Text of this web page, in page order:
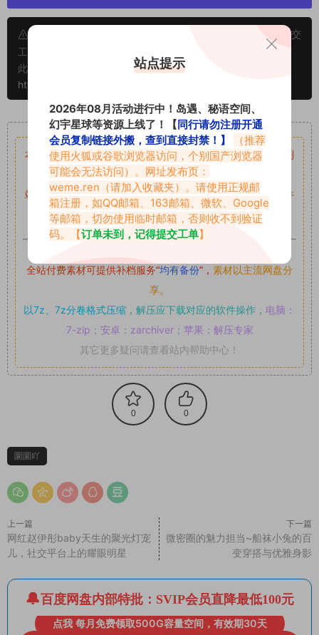
申明：本文资源均来源网友分享，若侵犯了您的权限可以提交
工单处理。
此外本文章皆属于原创文章，转载请注明出处！原文链接：
https://www.vmiba.com/17540.html
重要声明
本站资源均来自网络分享，如有侵犯你的权益请私信留言
收到
留言后，我们会第一时间进行审核后删除。
站内资源为网友个人学习或测试研究使用，未经原版权作者许
可,禁止用于任何商业途径！请在下载24小时内删除！
全站付费素材可提供补档服务“均有备份”， 素材以主流网盘分
享。
以7z、7z分卷格式压缩， 解压应下载对应的软件操作， 电脑：
7-zip；安卓：zarchiver；苹果：解压专家
其它更多疑问请查看站内帮助中心！
0 0
圜圜吖
上一篇
网红赵伊彤baby天生的聚光灯宠
儿，社交平台上的耀眼明星
下一篇
微密圈的魅力担当~船袜小兔的百
变穿搭与优雅身影
百度网盘内部特批：SVIP会员直降最低100元
点我 每月免费领取500G容量空间，有效期30天
站点提示
2026年08月活动进行中！岛遇、秘语空间、
幻宇星球等资源上线了！【同行请勿注册开通
会员复制链接外搬，查到直接封禁！】
（推荐
使用火狐或谷歌浏览器访问，个别国产浏览器
可能会无法访问）。网址发布页：
weme.ren （请加入收藏夹）。请使用正规邮
箱注册，如QQ邮箱、163邮箱、微软、Google
等邮箱，切勿使用临时邮箱，否则收不到验证
码。【订单未到，记得提交工单】